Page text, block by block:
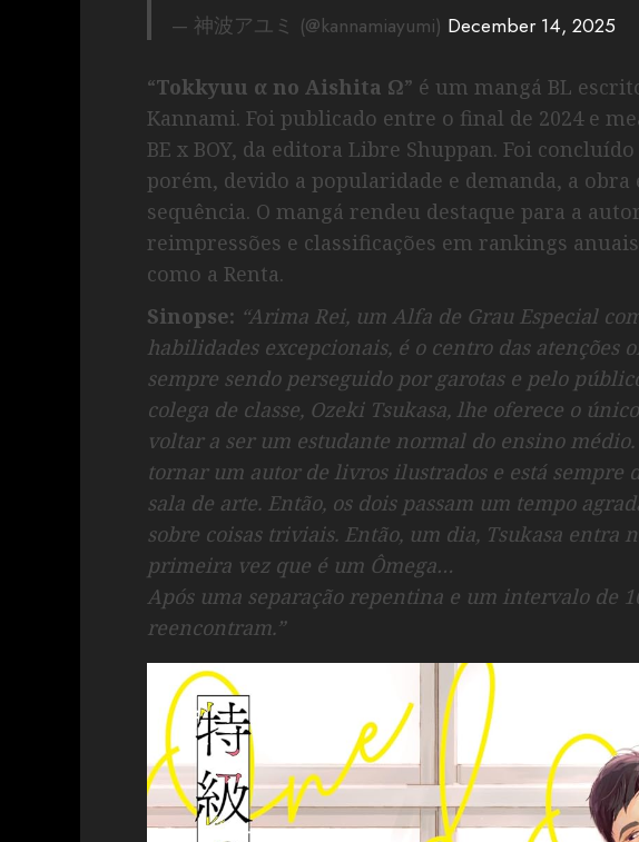
— 神波アユミ (@kannamiayumi) December 14, 2025
“Tokkyuu α no Aishita Ω” é um mangá BL
Kannami. Foi publicado entre o final de 2024 e
BE x BOY, da editora Libre Shuppan. Foi
porém, devido a popularidade e demanda, a obra
sequência. O mangá rendeu destaque para a
reimpressões e classificações em rankings
como a Renta.
Sinopse: “Arima Rei, um Alfa de Grau Especial
habilidades excepcionais, é o centro das atenções
sempre sendo perseguido por garotas e pelo
colega de classe, Ozeki Tsukasa, lhe oferece o
voltar a ser um estudante normal do ensino médio.
tornar um autor de livros ilustrados e está sempre
sala de arte. Então, os dois passam um tempo
sobre coisas triviais. Então, um dia, Tsukasa entra
primeira vez que é um Ômega…
Após uma separação repentina e um intervalo de
reencontram.”